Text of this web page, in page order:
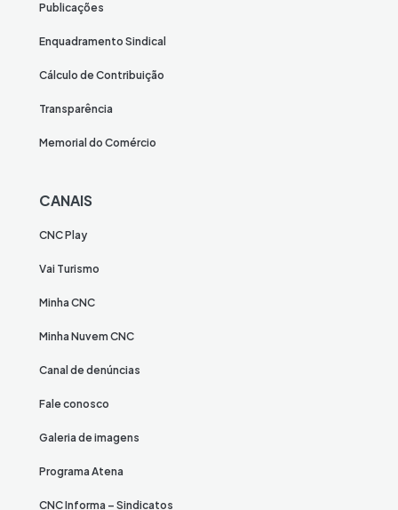
Publicações
Enquadramento Sindical
Cálculo de Contribuição
Transparência
Memorial do Comércio
CANAIS
CNC Play
Vai Turismo
Minha CNC
Minha Nuvem CNC
Canal de denúncias
Fale conosco
Galeria de imagens
Programa Atena
CNC Informa – Sindicatos